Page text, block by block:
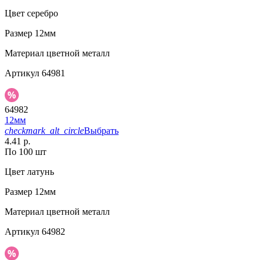
Цвет серебро
Размер 12мм
Материал цветной металл
Артикул 64981
64982
12мм
checkmark_alt_circleВыбрать
4.41 р.
По 100 шт
Цвет латунь
Размер 12мм
Материал цветной металл
Артикул 64982